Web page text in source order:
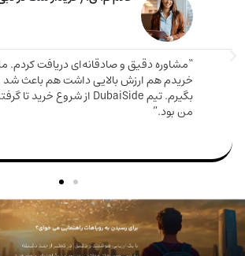
دقیق و صادقانه‌ای دریافت کردم. ملکی که
هم ارزش بالایی داشت هم باعث شد اقامت
بگیرم. تیم DubaiSide از شروع خرید تا گرفتن ویزا کنار